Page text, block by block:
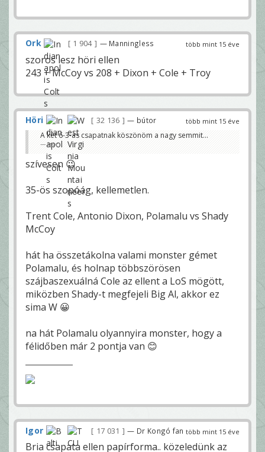
több mint 15 éve
Ork 1 904 — Manningless
szoros lesz höri ellen
243 + McCoy vs 208 + Dixon + Cole + Troy
több mint 15 éve
Höri 32 136 — bútor
A két 6-3-as csapatnak köszönöm a nagy semmit...
Igor
szívesen 😉
35-ös szopóág, kellemetlen.
Trent Cole, Antonio Dixon, Polamalu vs Shady
McCoy
hát ha összetákolna valami monster gémet
Polamalu, és holnap többszörösen
szájbaszexuálná Cole az ellent a LoS mögött,
miközben Shady-t megfejeli Big Al, akkor ez
sima W 😀
na hát Polamalu olyannyira monster, hogy a
félidőben már 2 pontja van 😊
több mint 15 éve
Igor 17 031 — Dr Kongó fan
Bria csapata ellen papírforma.. közeledünk az